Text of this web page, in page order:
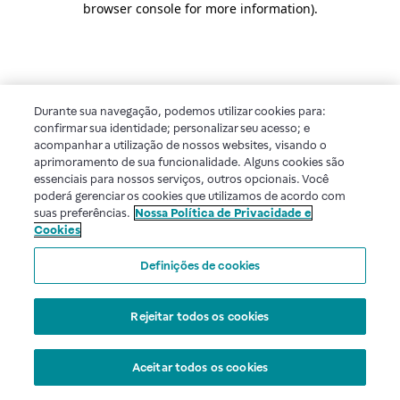
browser console for more information).
Durante sua navegação, podemos utilizar cookies para:
confirmar sua identidade; personalizar seu acesso; e
acompanhar a utilização de nossos websites, visando o
aprimoramento de sua funcionalidade. Alguns cookies são
essenciais para nossos serviços, outros opcionais. Você
poderá gerenciar os cookies que utilizamos de acordo com
suas preferências. Nossa Política de Privacidade e
Cookies
Definições de cookies
Rejeitar todos os cookies
Aceitar todos os cookies